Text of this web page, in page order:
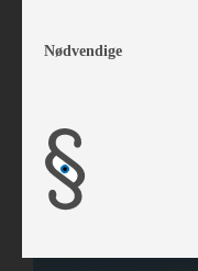
Nødvendige